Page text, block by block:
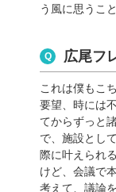
う風に思うこ
広尾フ
これは僕もこ
要望、時には
てからずっと
で、施設とし
際に叶えられ
けど、会議で
考えて、議論